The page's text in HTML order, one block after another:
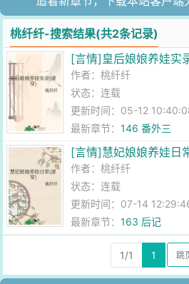
桃纤纤-搜索结果(共2条记录)
[言情]皇后娘娘养娃实
作者：桃纤纤
状态：连载
更新时间：05-12
最新章节：146 番外三
[言情]慧妃娘娘养娃日
作者：桃纤纤
状态：连载
更新时间：07-14
最新章节：163 后记
1/1 1